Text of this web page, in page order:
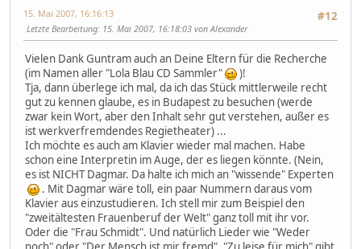
#12
15. Mai 2007, 16:16:13
Letzte Bearbeitung: 15. Mai 2007, 16:18:03 von Alexander
Vielen Dank Guntram auch an Deine Eltern für die Recherche
(im Namen aller "Lola Blau CD Sammler"
)!
Tja, dann überlege ich mal, da ich das Stück mittlerweile recht
gut zu kennen glaube, es in Budapest zu besuchen (werde
zwar kein Wort, aber den Inhalt sehr gut verstehen, außer es
ist werkverfremdendes Regietheater) ...
Ich möchte es auch am Klavier wieder mal machen. Habe
schon eine Interpretin im Auge, der es liegen könnte. (Nein,
es ist NICHT Dagmar. Da halte ich mich an "wissende" Experten
. Mit Dagmar wäre toll, ein paar Nummern daraus vom
Klavier aus einzustudieren. Ich stell mir zum Beispiel den
"zweitältesten Frauenberuf der Welt" ganz toll mit ihr vor.
Oder die "Frau Schmidt". Und natürlich Lieder wie "Weder